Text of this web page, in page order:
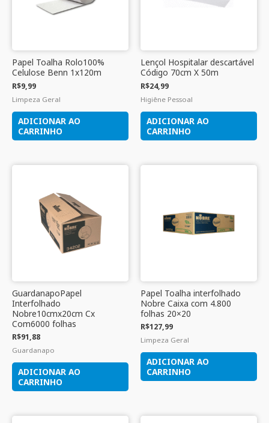
Papel Toalha Rolo100%
Celulose Benn 1x120m
R$9,99
Limpeza Geral
ADICIONAR AO
CARRINHO
Lençol Hospitalar descartável
Código 70cm X 50m
R$24,99
Higiêne Pessoal
ADICIONAR AO
CARRINHO
GuardanapoPapel
Interfolhado
Nobre10cmx20cm Cx
Com6000 folhas
R$91,88
Guardanapo
ADICIONAR AO
CARRINHO
Papel Toalha interfolhado
Nobre Caixa com 4.800
folhas 20×20
R$127,99
Limpeza Geral
ADICIONAR AO
CARRINHO